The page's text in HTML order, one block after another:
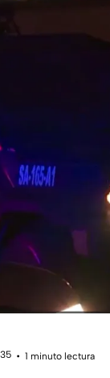
1 minuto lectura